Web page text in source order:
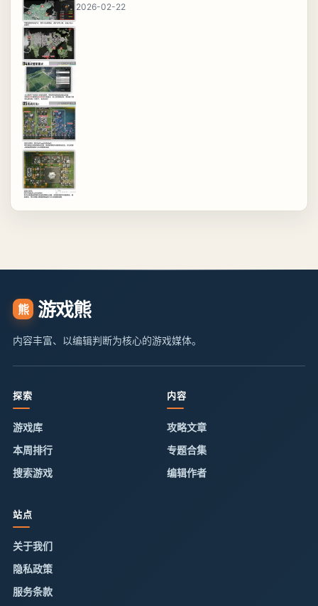
2026-02-22
熊 游戏熊
内容丰富、以编辑判断为核心的游戏媒体。
探索
游戏库
本周排行
搜索游戏
内容
攻略文章
专题合集
编辑作者
站点
关于我们
隐私政策
服务条款